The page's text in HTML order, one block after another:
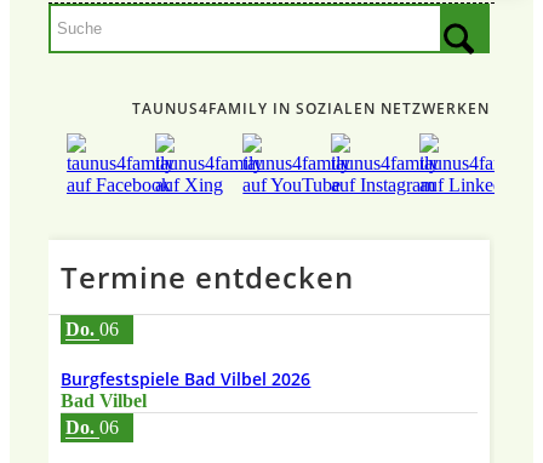
TAUNUS4FAMILY IN SOZIALEN NETZWERKEN
Termine entdecken
Do.06
Burgfestspiele Bad Vilbel 2026
Bad Vilbel
Do.06